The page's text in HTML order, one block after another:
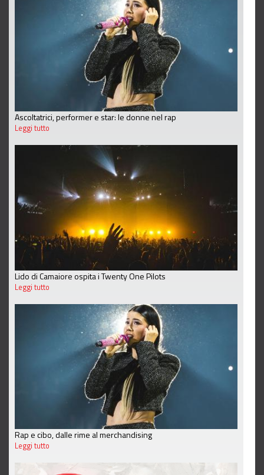
Ascoltatrici, performer e star: le donne nel rap
Leggi tutto
Lido di Camaiore ospita i Twenty One Pilots
Leggi tutto
Rap e cibo, dalle rime al merchandising
Leggi tutto